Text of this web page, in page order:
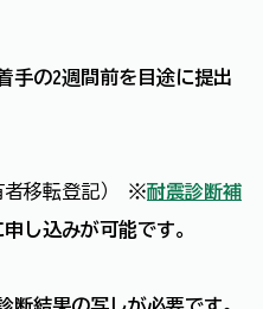
手の2週間前を目途に提出
移転登記）
※耐震診断補
し込みが可能です。
断結果の写しが必要です。